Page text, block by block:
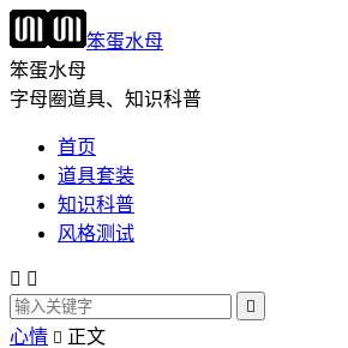
笨蛋水母
笨蛋水母
字母圈道具、知识科普
首页
道具套装
知识科普
风格测试
 

心情  正文